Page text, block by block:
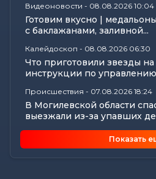
Видеоновости - 08.08.2026 10:04
Готовим вкусно |
с баклажанами, заливной...
Калейдоскоп - 08.08.2026 06:30
Что приготовили звезды на
инструкции по
Происшествия - 07.08.2026 18:24
В Могилевской области
выезжали из-за упавших
Почему мозг стирает сны
подъема, чем они полезны
Показать